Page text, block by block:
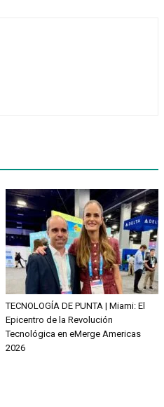
TECNOLOGÍA DE PUNTA | Miami: El
Epicentro de la Revolución
Tecnológica en eMerge Americas
2026